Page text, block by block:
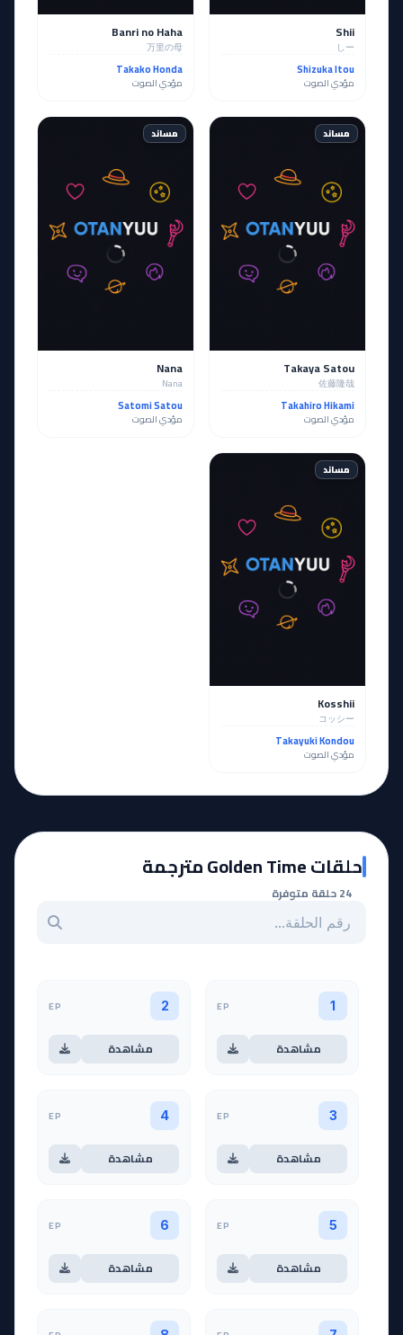
Shii
しー
Shizuka Itou
مؤدي الصوت
Banri no Haha
万里の母
Takako Honda
مؤدي الصوت
مساند
Takaya Satou
佐藤隆哉
Takahiro Hikami
مؤدي الصوت
مساند
Nana
Nana
Satomi Satou
مؤدي الصوت
مساند
Kosshii
コッシー
Takayuki Kondou
مؤدي الصوت
حلقات Golden Time مترجمة
24 حلقة متوفرة
بحث عن حلقة بالرقم
1
EP
مشاهدة
2
EP
مشاهدة
3
EP
مشاهدة
4
EP
مشاهدة
5
EP
مشاهدة
6
EP
مشاهدة